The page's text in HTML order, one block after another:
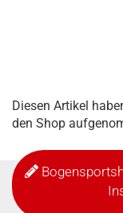
Diesen Artikel
den Shop